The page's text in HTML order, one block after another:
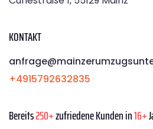
KONTAKT
+4915792632835
Bereits250+zufriedene Kunden in16+